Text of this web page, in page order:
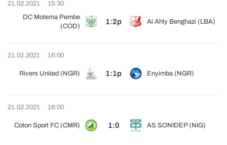
21.02.2021
15:30
DC Motema Pembe
(COD)
1:2p Al Ahly Benghazi (LBA)
21.02.2021 16:00
Rivers United (NGR) 1:1p Enyimba (NGR)
21.02.2021 16:00
Coton Sport FC (CMR) 1:0 AS SONIDEP (NIG)